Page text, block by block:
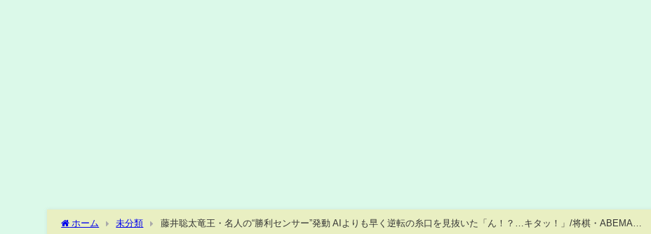
ホーム 未分類
藤井聡太竜王・名人の“勝利センサー”発動 AIよりも早く逆転の糸口を見抜いた「ん！？…キタッ！」/将棋・ABEMA地